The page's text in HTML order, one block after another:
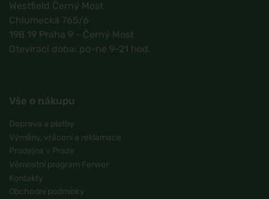
Westfield Černý Most
Chlumecká 765/6
198 19 Praha 9 - Černý Most
Otevírací doba: po-ne 9-21 hod.
Vše o nákupu
Doprava a platby
Výměny, vrácení a reklamace
Prodejna v Praze
Věrnostní program Ferwer
Kontakty
Obchodní podmínky